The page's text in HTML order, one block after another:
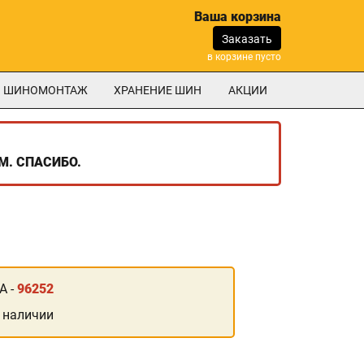
Ваша корзина
Заказать
в корзине пусто
ШИНОМОНТАЖ ХРАНЕНИЕ ШИН АКЦИИ
СПАСИБО.
-96252